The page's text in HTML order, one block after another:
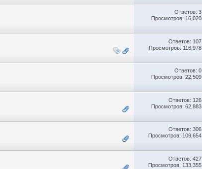
Ответов: 3
Просмотров: 16,020
Ответов: 107
Просмотров: 116,978
Ответов: 0
Просмотров: 22,509
Ответов: 126
Просмотров: 62,883
Ответов: 306
Просмотров: 109,654
Ответов: 427
Просмотров: 133,355